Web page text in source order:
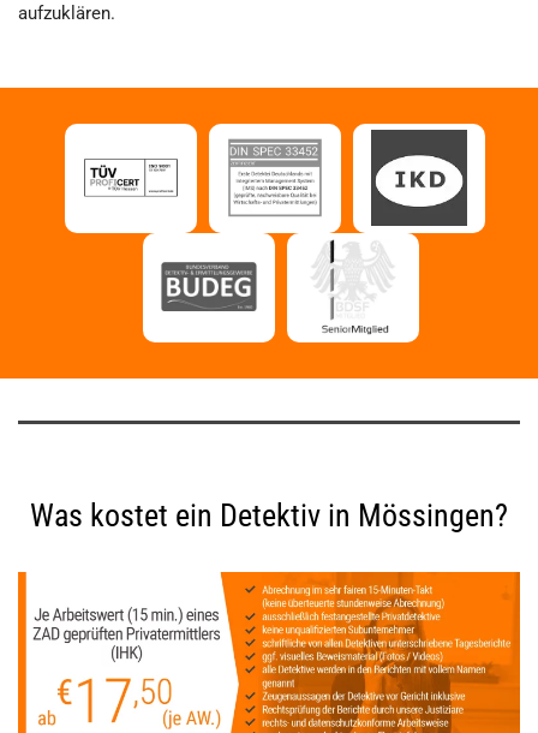
aufzuklären.
Was kostet ein Detektiv in Mössingen?